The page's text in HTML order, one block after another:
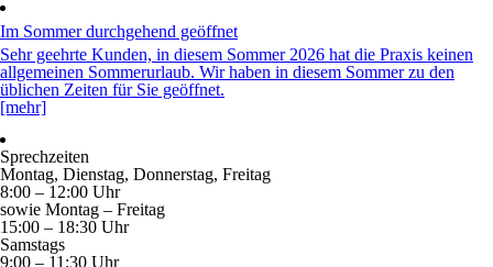
Im Sommer durchgehend geöffnet
Sehr geehrte Kunden, in diesem Sommer 2026 hat die Praxis keinen
allgemeinen Sommerurlaub. Wir haben in diesem Sommer zu den
üblichen Zeiten für Sie geöffnet.
[mehr]
Sprechzeiten
Montag, Dienstag, Donnerstag, Freitag
8:00 – 12:00 Uhr
sowie Montag – Freitag
15:00 – 18:30 Uhr
Samstags
9:00 – 11:30 Uhr